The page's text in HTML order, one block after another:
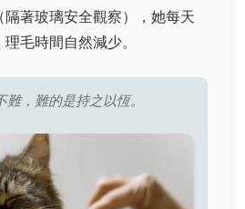
著玻璃安全觀察），她每天
毛時間自然減少。
難，難的是持之以恆。